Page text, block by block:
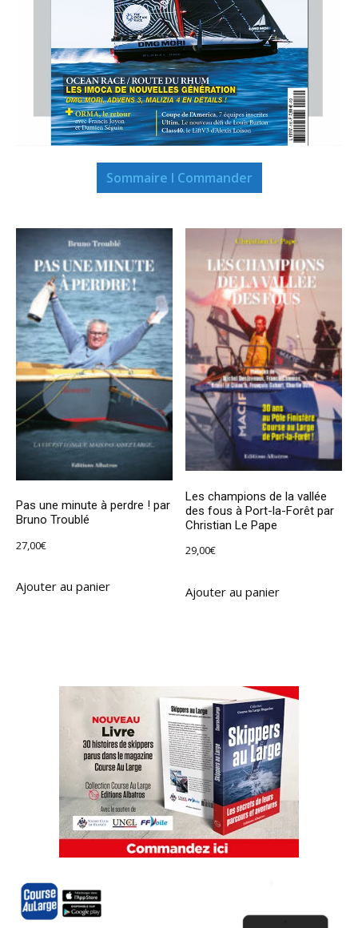
Sommaire I Commander
Pas une minute à perdre ! par
Bruno Troublé
27,00€
Ajouter au panier
Les champions de la vallée
des fous à Port-la-Forêt par
Christian Le Pape
29,00€
Ajouter au panier